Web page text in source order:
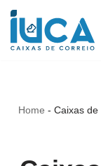
Pular
para
Home - Caixas